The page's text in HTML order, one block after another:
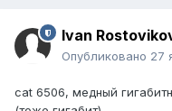
Ivan
Опубликовано 27
cat 6506, медный